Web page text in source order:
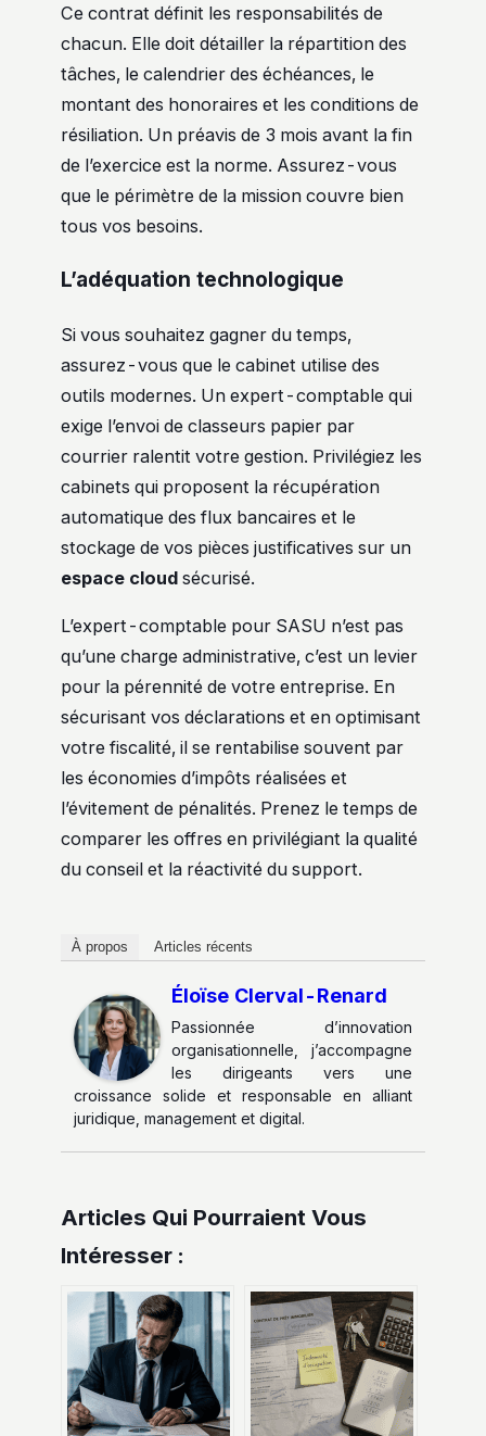
Ce contrat définit les responsabilités de
chacun. Elle doit détailler la répartition des
tâches, le calendrier des échéances, le
montant des honoraires et les conditions de
résiliation. Un préavis de 3 mois avant la fin
de l’exercice est la norme. Assurez-vous
que le périmètre de la mission couvre bien
tous vos besoins.
L’adéquation technologique
Si vous souhaitez gagner du temps,
assurez-vous que le cabinet utilise des
outils modernes. Un expert-comptable qui
exige l’envoi de classeurs papier par
courrier ralentit votre gestion. Privilégiez les
cabinets qui proposent la récupération
automatique des flux bancaires et le
stockage de vos pièces justificatives sur un
espace cloud sécurisé.
L’expert-comptable pour SASU n’est pas
qu’une charge administrative, c’est un levier
pour la pérennité de votre entreprise. En
sécurisant vos déclarations et en optimisant
votre fiscalité, il se rentabilise souvent par
les économies d’impôts réalisées et
l’évitement de pénalités. Prenez le temps de
comparer les offres en privilégiant la qualité
du conseil et la réactivité du support.
À propos Articles récents
Éloïse Clerval-Renard
Passionnée d’innovation
organisationnelle, j’accompagne
les dirigeants vers une
croissance solide et responsable en alliant
juridique, management et digital.
Articles Qui Pourraient Vous
Intéresser :